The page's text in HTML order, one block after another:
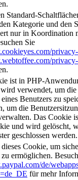
Standard-
Kategorie und den
nur in Koordination
Sie
ist in PHP-
verwendet, um die
Benutzers zu
um die
Das Cookie
und wird gelöscht,
geschlossen werden.
Cookie, um
ermöglichen.
de/
für mehr